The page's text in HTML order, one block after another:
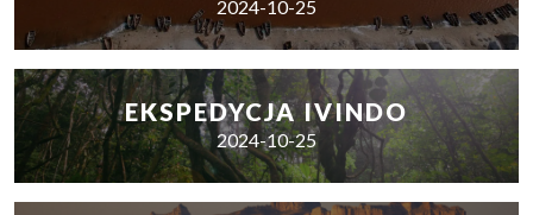
2024-10-25
EKSPEDYCJA IVINDO
2024-10-25